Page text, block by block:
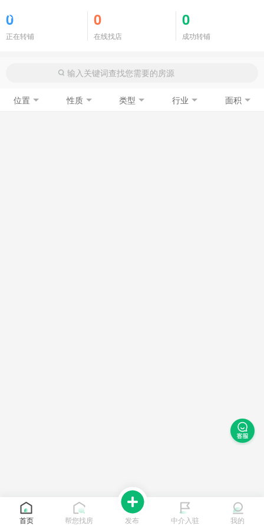
0
正在转铺
0
在线找店
0
成功转铺
位置 性质 类型 行业 面积
首页 帮您找房 发布 中介入驻 我的